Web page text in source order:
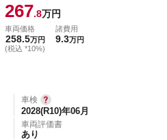
267.8万円
車両価格
258.5万円
(税込 *10%)
諸費用
9.3万円
車検
2028(R10)年06月
車両評価書
あり